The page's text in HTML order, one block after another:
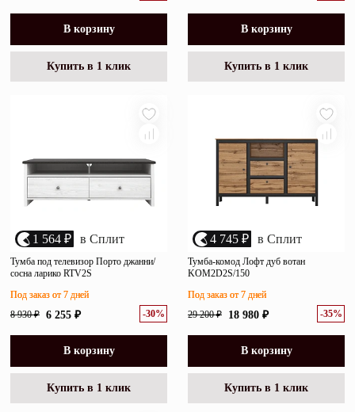
В корзину
Купить в 1 клик
В корзину
Купить в 1 клик
1 564 ₽ в Сплит
Тумба под телевизор Порто джанни/
сосна ларико RTV2S
8 930 ₽ 6 255 ₽ -30%
Под заказ от 7 дней
В корзину
Купить в 1 клик
4 745 ₽ в Сплит
Тумба-комод Лофт дуб вотан
KOM2D2S/150
29 200 ₽ 18 980 ₽ -35%
Под заказ от 7 дней
В корзину
Купить в 1 клик